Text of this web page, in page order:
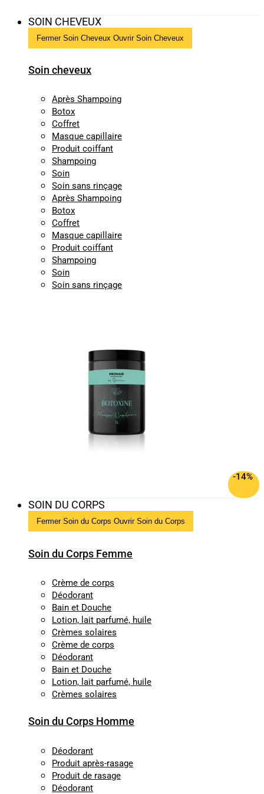
SOIN CHEVEUX
Fermer Soin Cheveux Ouvrir Soin Cheveux
Soin cheveux
Après Shampoing
Botox
Coffret
Masque capillaire
Produit coiffant
Shampoing
Soin
Soin sans rinçage
Après Shampoing
Botox
Coffret
Masque capillaire
Produit coiffant
Shampoing
Soin
Soin sans rinçage
-14%
SOIN DU CORPS
Fermer Soin du Corps Ouvrir Soin du Corps
Soin du Corps Femme
Crème de corps
Déodorant
Bain et Douche
Lotion, lait parfumé, huile
Crèmes solaires
Crème de corps
Déodorant
Bain et Douche
Lotion, lait parfumé, huile
Crèmes solaires
Soin du Corps Homme
Déodorant
Produit après-rasage
Produit de rasage
Déodorant